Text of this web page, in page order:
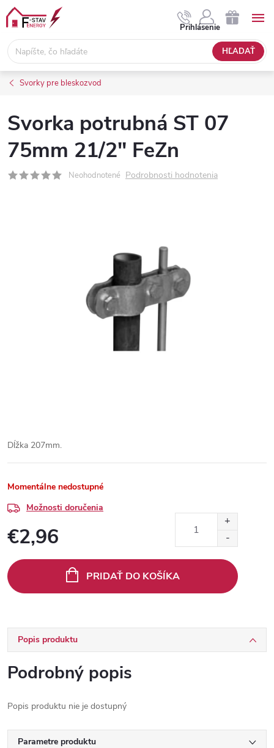
Prejsť
obsah
HĽADAŤ
Prihlásenie
NÁKUPNÝ
KOŠÍK
Svorky pre bleskozvod
Svorka potrubná ST 07
75mm 21/2" FeZn
Neohodnotené Podrobnosti hodnotenia
Dĺžka 207mm.
Momentálne nedostupné
Možnosti doručenia
€2,96
cena:
PRIDAŤ DO KOŠÍKA
Popis produktu
Podrobný popis
Popis produktu nie je dostupný
Parametre produktu